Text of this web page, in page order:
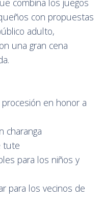
combina los juegos
con propuestas
adulto,
una gran cena
en honor a
charanga
tute
para los niños y
para los vecinos de